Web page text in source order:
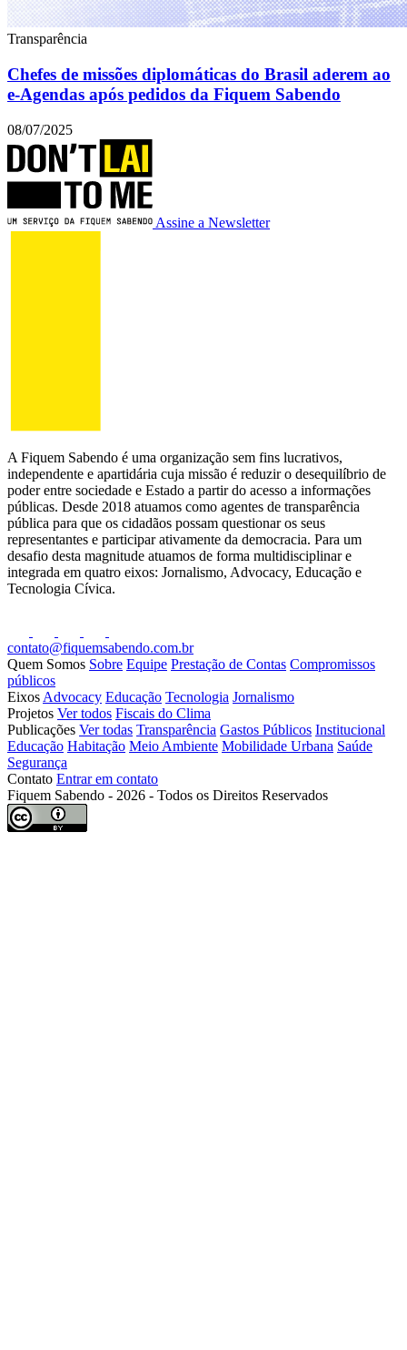
Transparência
Chefes de missões diplomáticas do Brasil aderem ao
e-Agendas após pedidos da Fiquem Sabendo
08/07/2025
Assine a Newsletter
A Fiquem Sabendo é uma organização sem fins lucrativos,
independente e apartidária cuja missão é reduzir o desequilíbrio de
poder entre sociedade e Estado a partir do acesso a informações
públicas. Desde 2018 atuamos como agentes de transparência
pública para que os cidadãos possam questionar os seus
representantes e participar ativamente da democracia. Para um
desafio desta magnitude atuamos de forma multidisciplinar e
integrada em quatro eixos: Jornalismo, Advocacy, Educação e
Tecnologia Cívica.
contato@fiquemsabendo.com.br
Quem Somos Sobre Equipe Prestação de Contas Compromissos
públicos
Eixos Advocacy Educação Tecnologia Jornalismo
Projetos Ver todos Fiscais do Clima
Publicações Ver todas Transparência Gastos Públicos Institucional
Educação Habitação Meio Ambiente Mobilidade Urbana Saúde
Segurança
Contato Entrar em contato
Fiquem Sabendo - 2026 - Todos os Direitos Reservados